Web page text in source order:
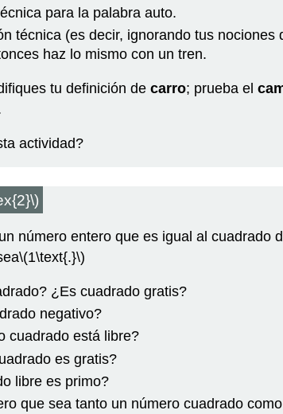
para la palabra auto.
técnica (es decir, ignorando tus
haz lo mismo con un tren.
tu definición de carro; prueba el
actividad?
número entero que es igual al cuadrado
\(1\text{.}\)
¿Es cuadrado gratis?
negativo?
cuadrado está libre?
es gratis?
libre es primo?
que sea tanto un número cuadrado